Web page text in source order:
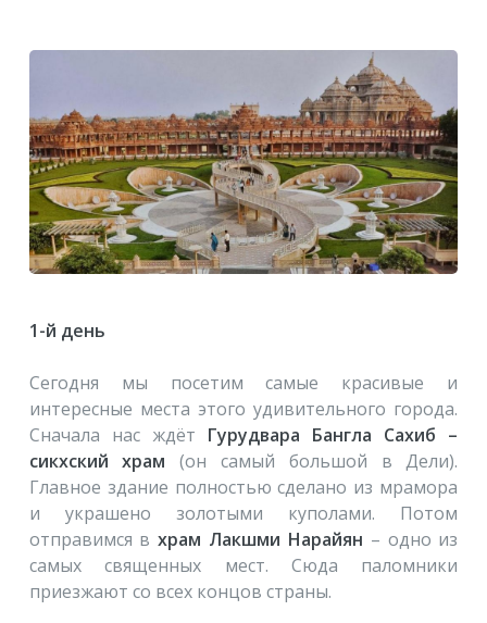
1-й день
Сегодня мы посетим самые красивые и
интересные места этого удивительного города.
Сначала нас ждёт Гурудвара Бангла Сахиб –
сикхский храм (он самый большой в Дели).
Главное здание полностью сделано из мрамора
и украшено золотыми куполами. Потом
отправимся вхрам Лакшми Нарайян – одно из
самых священных мест. Сюда паломники
приезжают со всех концов страны.